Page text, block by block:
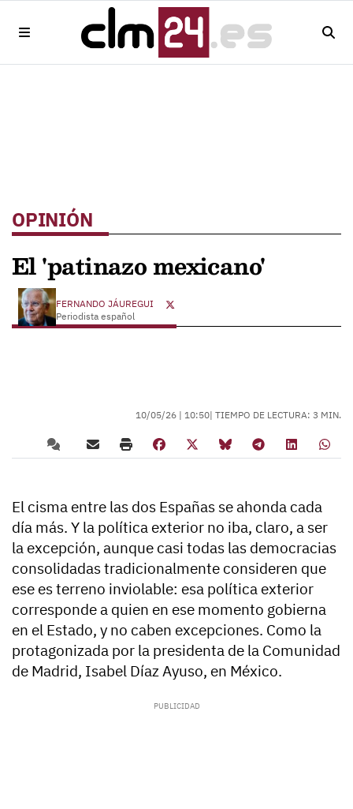
OPINIÓN
El 'patinazo mexicano'
FERNANDO JÁUREGUI
Periodista español
10/05/26 | 10:50| TIEMPO DE LECTURA: 3 MIN.
El cisma entre las dos Españas se ahonda cada
día más. Y la política exterior no iba, claro, a ser
la excepción, aunque casi todas las democracias
consolidadas tradicionalmente consideren que
ese es terreno inviolable: esa política exterior
corresponde a quien en ese momento gobierna
en el Estado, y no caben excepciones. Como la
protagonizada por la presidenta de la Comunidad
de Madrid, Isabel Díaz Ayuso, en México.